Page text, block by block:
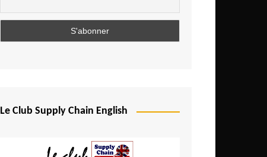
Le Club Supply Chain English